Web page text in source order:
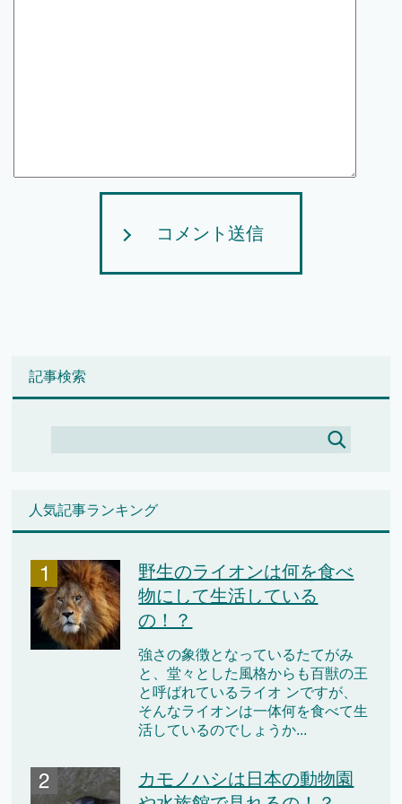
コメント送信
記事検索
人気記事ランキング
野生のライオンは何を食べ
物にして生活している
の！？
強さの象徴となっているたてがみ
と、堂々とした風格からも百獣の王
と呼ばれているライオ ンですが、
そんなライオンは一体何を食べて生
活しているのでしょうか...
カモノハシは日本の動物園